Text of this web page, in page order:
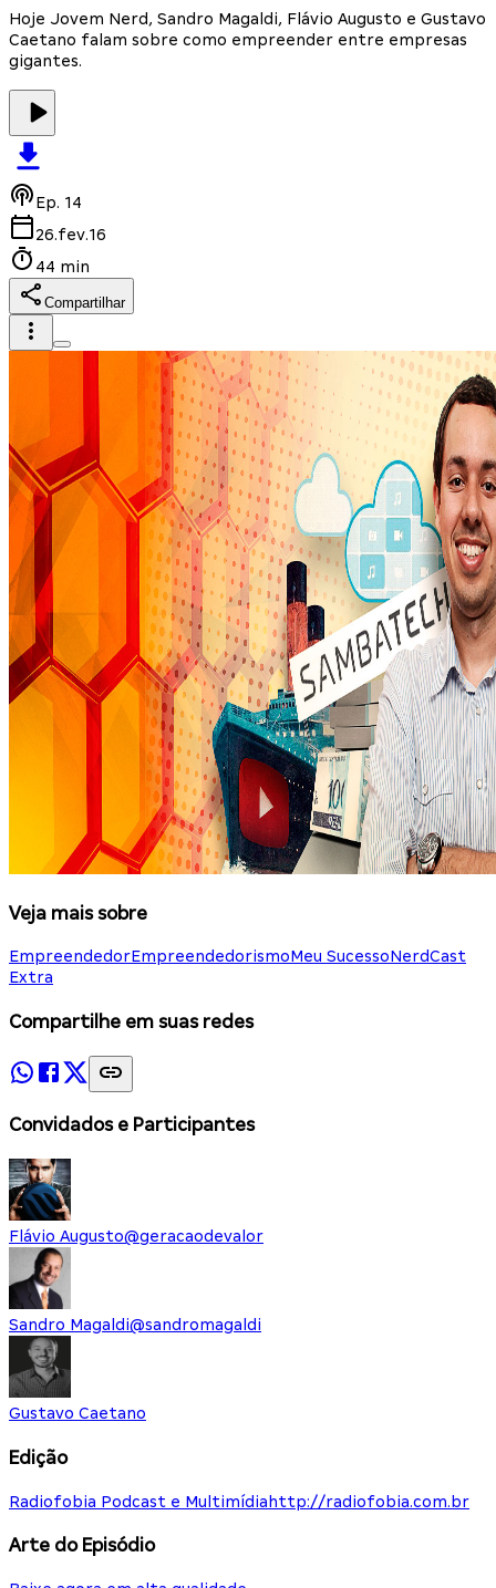
Hoje Jovem Nerd, Sandro Magaldi, Flávio Augusto e Gustavo
Caetano falam sobre como empreender entre empresas
gigantes.
Ep. 14
26.fev.16
44 min
Compartilhar
Veja mais sobre
EmpreendedorEmpreendedorismoMeu SucessoNerdCast
Extra
Compartilhe em suas redes
Convidados e Participantes
Flávio Augusto@geracaodevalor
Sandro Magaldi@sandromagaldi
Gustavo Caetano
Edição
Radiofobia Podcast e Multimídia http://radiofobia.com.br
Arte do Episódio